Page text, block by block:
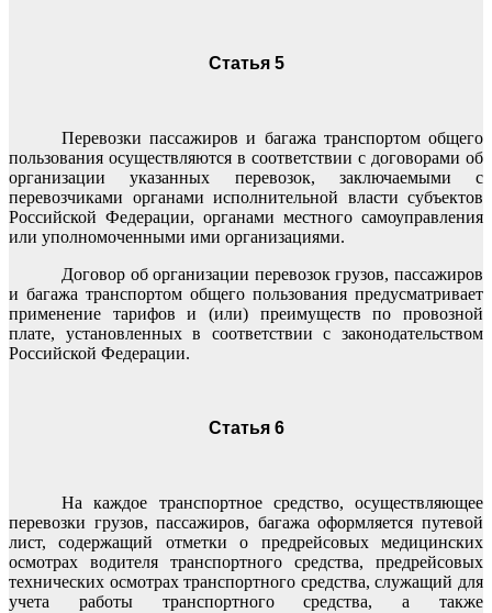
Статья 5
Перевозки пассажиров и багажа транспортом общего
пользования осуществляются в соответствии с договорами об
организации указанных перевозок, заключаемыми с
перевозчиками органами исполнительной власти субъектов
Российской Федерации, органами местного самоуправления
или уполномоченными ими организациями.
Договор об организации перевозок грузов, пассажиров
и багажа транспортом общего пользования предусматривает
применение тарифов и (или) преимуществ по провозной
плате, установленных в соответствии с законодательством
Российской Федерации.
Статья 6
На каждое транспортное средство, осуществляющее
перевозки грузов, пассажиров, багажа оформляется путевой
лист, содержащий отметки о предрейсовых медицинских
осмотрах водителя транспортного средства, предрейсовых
технических осмотрах транспортного средства, служащий для
учета работы транспортного средства, а также